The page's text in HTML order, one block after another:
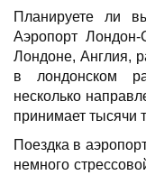
Планируете ли
Аэропорт
Лондоне, Англия,
в лондонском
несколько
принимает тысячи
Поездка в
немного